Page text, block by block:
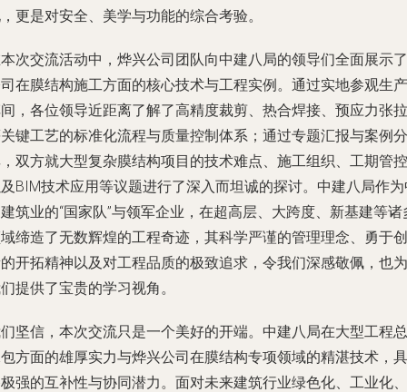
更是对安全、美学与功能的综合考验。
次交流活动中，烨兴公司团队向中建八局的领导们全面展示了
在膜结构施工方面的核心技术与工程实例。通过实地参观生产
，各位领导近距离了解了高精度裁剪、热合焊接、预应力张拉
键工艺的标准化流程与质量控制体系；通过专题汇报与案例分
双方就大型复杂膜结构项目的技术难点、施工组织、工期管控
BIM技术应用等议题进行了深入而坦诚的探讨。中建八局作
筑业的“国家队”与领军企业，在超高层、大跨度、新基建等诸
缔造了无数辉煌的工程奇迹，其科学严谨的管理理念、勇于创
开拓精神以及对工程品质的极致追求，令我们深感敬佩，也为
提供了宝贵的学习视角。
坚信，本次交流只是一个美好的开端。中建八局在大型工程总
方面的雄厚实力与烨兴公司在膜结构专项领域的精湛技术，具
强的互补性与协同潜力。面对未来建筑行业绿色化、工业化、